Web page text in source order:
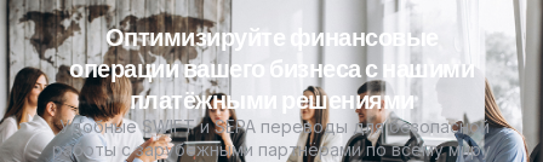
Оптимизируйте финансовые
операции вашего бизнеса с нашими
платёжными решениями
Удобные SWIFT и SEPA переводы для безопасной
работы с зарубежными партнёрами по всему миру